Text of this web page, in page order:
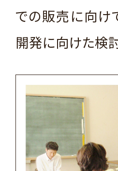
での販売に向け
開発に向けた検